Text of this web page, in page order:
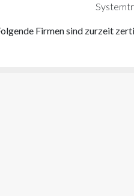
Firmen sind zurzeit